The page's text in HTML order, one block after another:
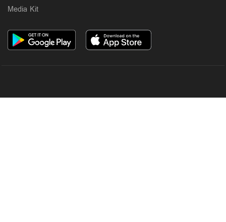
Media Kit